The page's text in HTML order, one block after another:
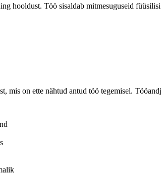
hooldust. Töö sisaldab mitmesuguseid
mis on ette nähtud antud töö tegemisel.